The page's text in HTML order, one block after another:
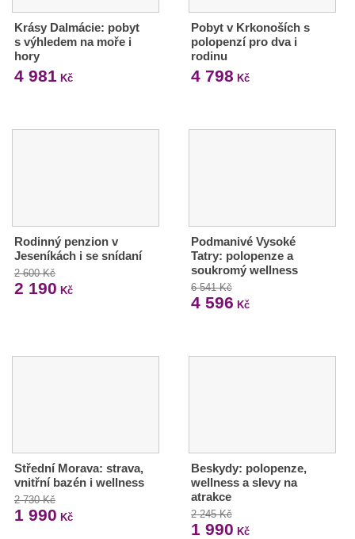
Krásy Dalmácie: pobyt
s výhledem na moře i
hory
4 981 Kč
Pobyt v Krkonoších s
polopenzí pro dva i
rodinu
4 798 Kč
Rodinný penzion v
Jeseníkách i se snídaní
2 600 Kč
2 190 Kč
Podmanivé Vysoké
Tatry: polopenze a
soukromý wellness
6 541 Kč
4 596 Kč
Střední Morava: strava,
vnitřní bazén i wellness
2 730 Kč
1 990 Kč
Beskydy: polopenze,
wellness a slevy na
atrakce
2 245 Kč
1 990 Kč